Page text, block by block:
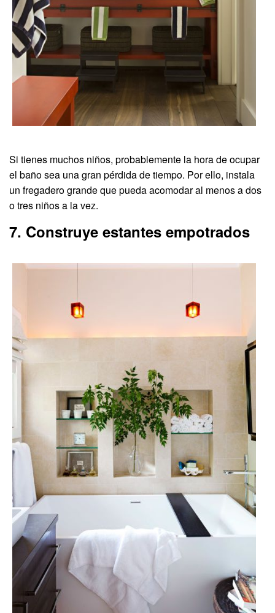
Si tienes muchos niños, probablemente la hora de ocupar
el baño sea una gran pérdida de tiempo. Por ello, instala
un fregadero grande que pueda acomodar al menos a dos
o tres niños a la vez.
7. Construye estantes empotrados